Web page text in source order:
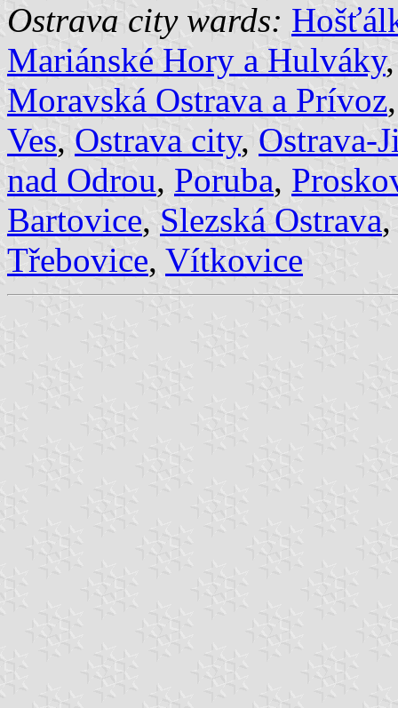
Ostrava city wards:
Mariánské Hory a Hulváky
Moravská Ostrava a Prívoz
Ves, Ostrava city, Ostrava-
nad Odrou, Poruba,
Bartovice, Slezská Ostrava
Třebovice, Vítkovice